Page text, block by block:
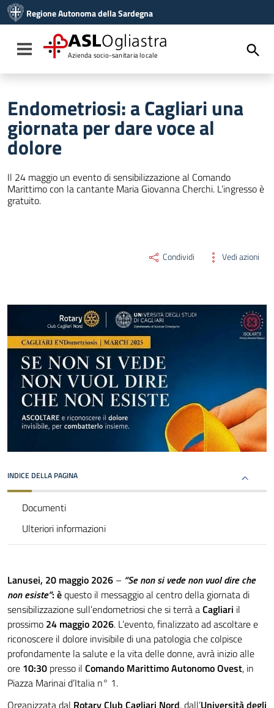
Vai al menu di navigazione
Vai al footer
Regione Autonoma della Sardegna
Toggle navigation
ASLOgliastra
Azienda socio-sanitaria locale
Endometriosi: a Cagliari una
giornata per dare voce al
dolore
Il 24 maggio un evento di sensibilizzazione al Comando
Marittimo con la cantante Maria Giovanna Cherchi. L’ingresso è
gratuito.
Condividi Vedi azioni
INDICE DELLA PAGINA
Documenti
Ulteriori informazioni
Lanusei, 20 maggio 2026 – “Se non si vede non vuol dire che
non esiste”: èquesto il messaggio al centro della giornata di
sensibilizzazione sull’endometriosi che si terrà aCagliari il
prossimo 24 maggio 2026. L’evento, finalizzato ad ascoltare e
riconoscere il dolore invisibile di una patologia che colpisce
profondamente la salute e la vita delle donne, avrà inizio alle
ore 10:30 presso il Comando Marittimo Autonomo Ovest, in
Piazza Marinai d’Italia n° 1.